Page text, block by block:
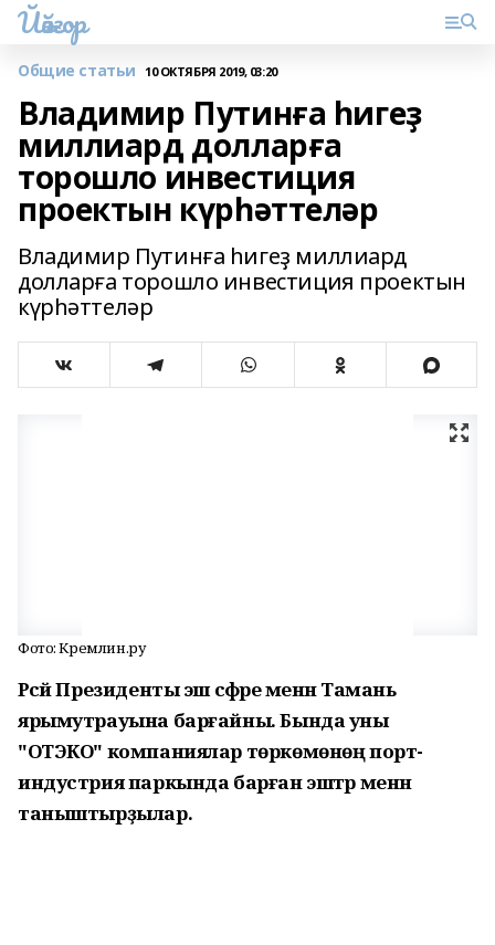
Йәйғор
Общие статьи 10 ОКТЯБРЯ 2019, 03:20
Владимир Путинға һигеҙ
миллиард долларға
торошло инвестиция
проектын күрһәттеләр
Владимир Путинға һигеҙ миллиард
долларға торошло инвестиция проектын
күрһәттеләр
Фото: Кремлин.ру
Рәсәй Президенты эш сәфәре менән Тамань
ярымутрауына барғайны. Бында уны
"ОТЭКО" компаниялар төркөмөнөң порт-
индустрия паркында барған эштәр менән
таныштырҙылар.